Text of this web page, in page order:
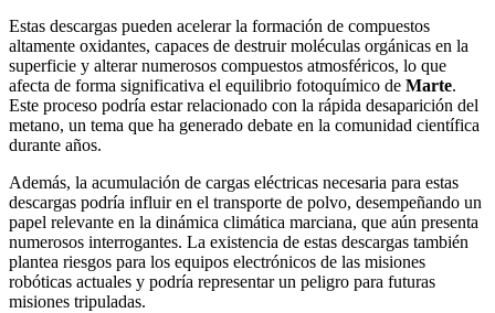
Estas descargas pueden acelerar la formación de compuestos
altamente oxidantes, capaces de destruir moléculas orgánicas en la
superficie y alterar numerosos compuestos atmosféricos, lo que
afecta de forma significativa el equilibrio fotoquímico de Marte.
Este proceso podría estar relacionado con la rápida desaparición del
metano, un tema que ha generado debate en la comunidad científica
durante años.
Además, la acumulación de cargas eléctricas necesaria para estas
descargas podría influir en el transporte de polvo, desempeñando un
papel relevante en la dinámica climática marciana, que aún presenta
numerosos interrogantes. La existencia de estas descargas también
plantea riesgos para los equipos electrónicos de las misiones
robóticas actuales y podría representar un peligro para futuras
misiones tripuladas.